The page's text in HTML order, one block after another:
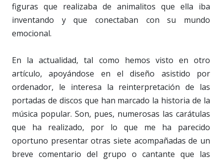
figuras que realizaba de animalitos que ella iba
inventando y que conectaban con su mundo
emocional.
En la actualidad, tal como hemos visto en otro
artículo, apoyándose en el diseño asistido por
ordenador, le interesa la reinterpretación de las
portadas de discos que han marcado la historia de la
música popular. Son, pues, numerosas las carátulas
que ha realizado, por lo que me ha parecido
oportuno presentar otras siete acompañadas de un
breve comentario del grupo o cantante que las